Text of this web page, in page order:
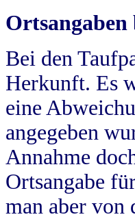
Ortsangaben
Bei den
Herkunft. Es
eine
angegeben
Annahme
Ortsangabe
man aber von